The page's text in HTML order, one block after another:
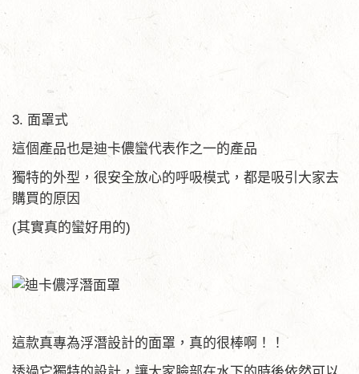
3. 面罩式
這個產品也是迪卡儂蠻代表作之一的產品
獨特的外型，很安全放心的呼吸模式，都是吸引大家去
購買的原因
(其實真的蠻好用的)
這款真專為浮潛設計的面罩，真的很棒啊！！